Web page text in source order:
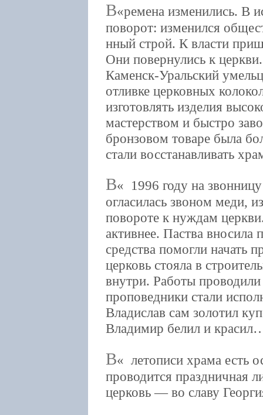
В ремена изменились. В
поворот: изменился
нный строй. К власти
Они повернулись к
Каменск-Уральский
отливке церковных
изготовлять изделия
мастерством и быстро
бронзовом товаре была
стали восстанавливать
В
1996 году на
огласилась звоном меди,
повороте к нуждам
активнее. Паства
средства помогли начать
церковь стояла в
внутри. Работы
проповедники стали
Владислав сам золотил
Владимир белил и
В
летописи храма есть
проводится праздничная
церковь — во славу